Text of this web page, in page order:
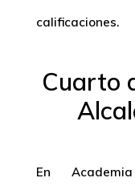
calificaciones.
Cuarto
En